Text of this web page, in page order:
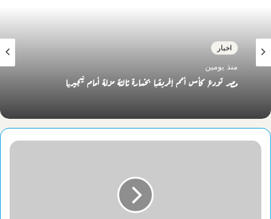
اخبار
منذ يومين
مصر تودع كأس أمم إفريقيا بخسارة ثالثة مزلة أمام نيجيريا